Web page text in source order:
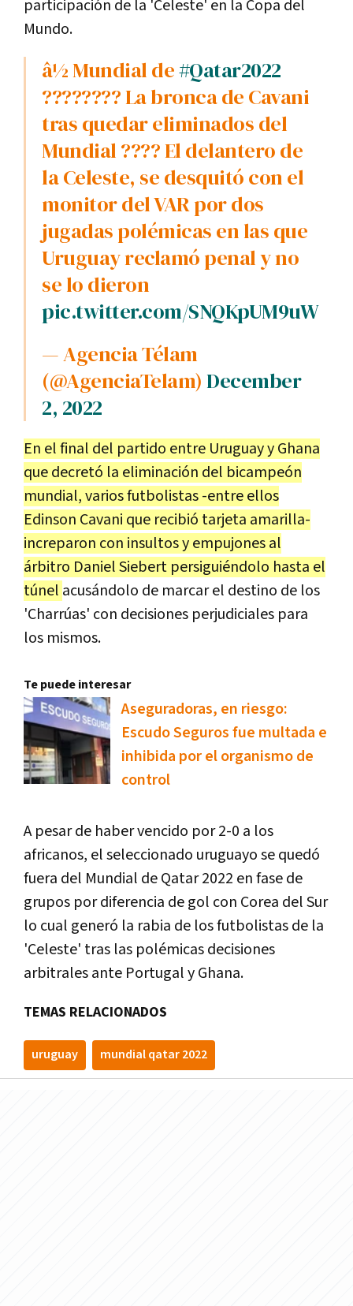
participación de la 'Celeste' en la Copa del
Mundo.
â½ Mundial de#Qatar2022
???????? La bronca de Cavani
tras quedar eliminados del
Mundial ???? El delantero de
la Celeste, se desquitó con el
monitor del VAR por dos
jugadas polémicas en las que
Uruguay reclamó penal y no
se lo dieron
pic.twitter.com/SNQKpUM9uW
— Agencia Télam
(@AgenciaTelam)December
2, 2022
En el final del partido entre Uruguay y Ghana
que decretó la eliminación del bicampeón
mundial, varios futbolistas -entre ellos
Edinson Cavani que recibió tarjeta amarilla-
increparon con insultos y empujones al
árbitro Daniel Siebert persiguiéndolo hasta el
túnel acusándolo de marcar el destino de los
'Charrúas' con decisiones perjudiciales para
los mismos.
Te puede interesar
Aseguradoras, en riesgo:
Escudo Seguros fue multada e
inhibida por el organismo de
control
A pesar de haber vencido por 2-0 a los
africanos, el seleccionado uruguayo se quedó
fuera del Mundial de Qatar 2022 en fase de
grupos por diferencia de gol con Corea del Sur
lo cual generó la rabia de los futbolistas de la
'Celeste' tras las polémicas decisiones
arbitrales ante Portugal y Ghana.
TEMAS RELACIONADOS
uruguay mundial qatar 2022